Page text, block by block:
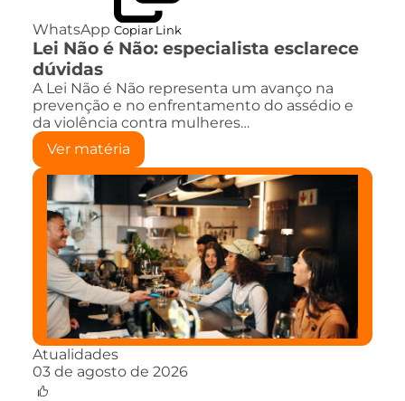
WhatsApp Copiar Link
Lei Não é Não: especialista esclarece
dúvidas
A Lei Não é Não representa um avanço na
prevenção e no enfrentamento do assédio e
da violência contra mulheres…
Ver matéria
Atualidades
03 de agosto de 2026